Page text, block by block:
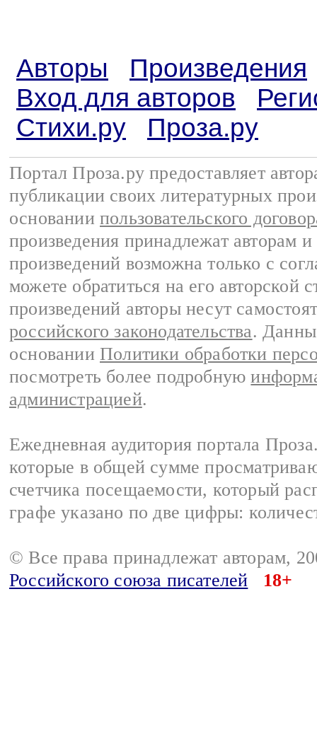
Авторы
Произведения
Вход для авторов
Стихи.ру
Проза.ру
Портал Проза.ру предоставляет
публикации своих литературных
основании пользовательского
произведения принадлежат авторам
произведений возможна только с
можете обратиться на его авторской
произведений авторы несут
российского законодательства.
основании Политики обработки
посмотреть более подробную
администрацией.
Ежедневная аудитория портала
которые в общей сумме
счетчика посещаемости, который
графе указано по две цифры:
© Все права принадлежат авторам,
Российского союза писателей
18+